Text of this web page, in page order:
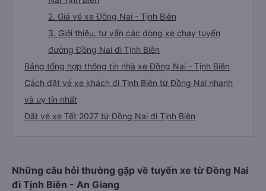
2. Giá vé xe Đồng Nai - Tịnh Biên
3. Giới thiệu, tư vấn các dòng xe chạy tuyến
đường Đồng Nai đi Tịnh Biên
Bảng tổng hợp thông tin nhà xe Đồng Nai - Tịnh Biên
Cách đặt vé xe khách đi Tịnh Biên từ Đồng Nai nhanh
và uy tín nhất
Đặt vé xe Tết 2027 từ Đồng Nai đi Tịnh Biên
Những câu hỏi thường gặp về tuyến xe từ Đồng Nai
đi Tịnh Biên - An Giang